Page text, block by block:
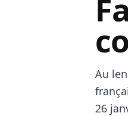
Au
26